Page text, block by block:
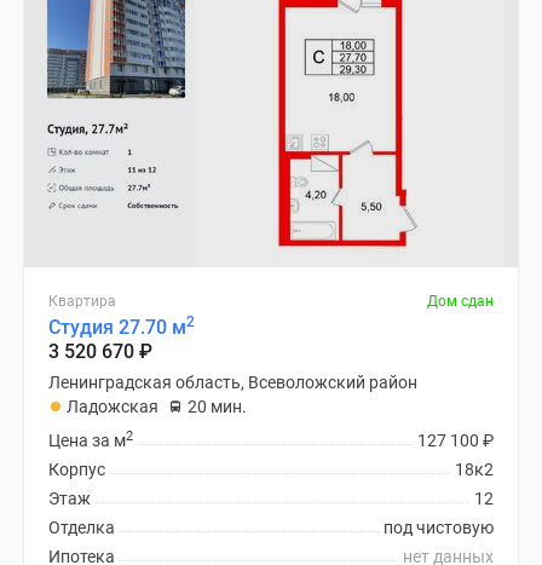
Квартира Дом сдан
Студия 27.70 м2
3 520 670 ₽
Ленинградская область, Всеволожский район
Ладожская
20 мин.
127 100 ₽
Цена за м2
18к2
Корпус
12
Этаж
под чистовую
Отделка
нет данных
Ипотека